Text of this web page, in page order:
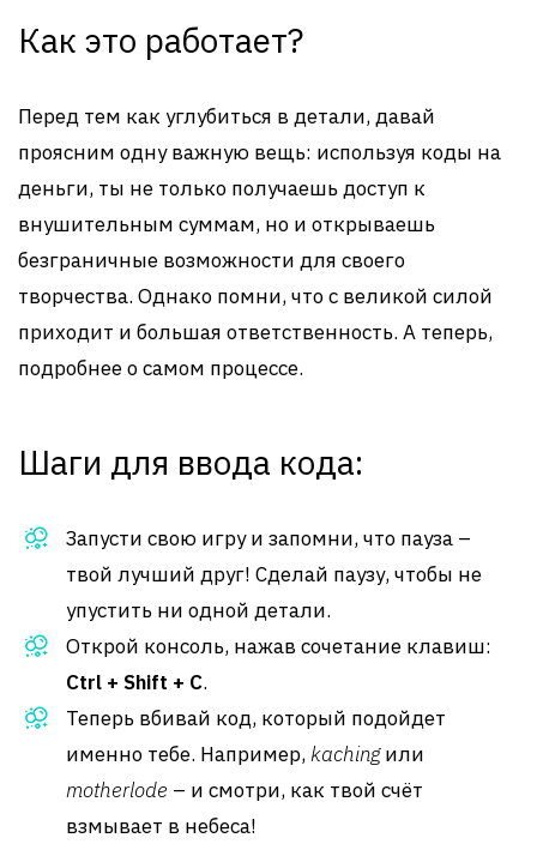
Как это работает?
Перед тем как углубиться в детали, давай
проясним одну важную вещь: используя коды на
деньги, ты не только получаешь доступ к
внушительным суммам, но и открываешь
безграничные возможности для своего
творчества. Однако помни, что с великой силой
приходит и большая ответственность. А теперь,
подробнее о самом процессе.
Шаги для ввода кода:
Запусти свою игру и запомни, что пауза –
твой лучший друг! Сделай паузу, чтобы не
упустить ни одной детали.
Открой консоль, нажав сочетание клавиш:
Ctrl + Shift + C.
Теперь вбивай код, который подойдет
именно тебе. Например,kachingили
motherlode – и смотри, как твой счёт
взмывает в небеса!